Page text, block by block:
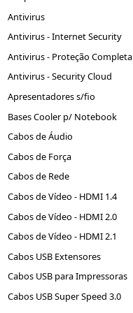
Antivirus
Antivirus - Internet Security
Antivirus - Proteção Completa
Antivirus - Security Cloud
Apresentadores s/fio
Bases Cooler p/ Notebook
Cabos de Áudio
Cabos de Força
Cabos de Rede
Cabos de Vídeo - HDMI 1.4
Cabos de Vídeo - HDMI 2.0
Cabos de Vídeo - HDMI 2.1
Cabos USB Extensores
Cabos USB para Impressoras
Cabos USB Super Speed 3.0